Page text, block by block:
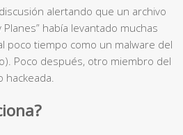
alertando que un archivo
había levantado muchas
poco tiempo como un malware del
Poco después, otro miembro del